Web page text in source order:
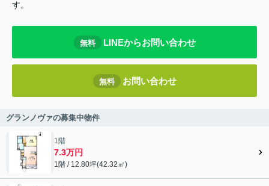
す。
無料 LINEからお問い合わせ
無料 お問い合わせ
グランノヴァの募集中物件
1階
7.3万円
1階 / 12.80坪(42.32㎡)